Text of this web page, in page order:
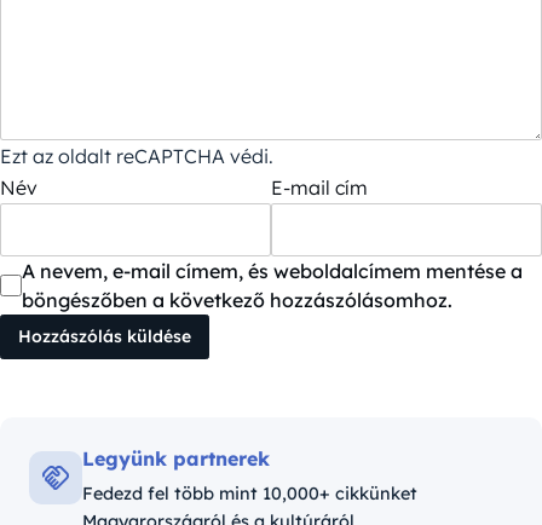
Ezt az oldalt reCAPTCHA védi.
Név
E-mail cím
A nevem, e-mail címem, és weboldalcímem mentése a
böngészőben a következő hozzászólásomhoz.
Legyünk partnerek
Fedezd fel több mint 10,000+ cikkünket